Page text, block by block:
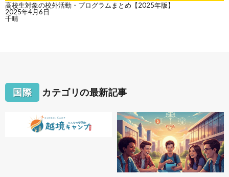
高校生対象の校外活動・プログラムまとめ【2025年版】
2025年4月6日
千晴
国際 カテゴリの最新記事